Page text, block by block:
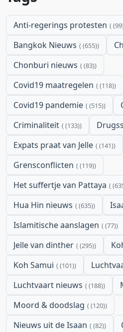
Anti-regerings protesten
Bangkok Nieuws (655)
Chonburi nieuws (83)
Covid19 maatregelen (118)
Covid19 pandemie (515)
Criminaliteit (133)
Expats praat van Jelle (141)
Grensconflicten (119)
Het suffertje van Pattaya
Hua Hin nieuws (635)
Islamitische aanslagen (77)
Jelle van dinther (295)
Koh Samui (101)
Luchtvaart nieuws (188)
Moord & doodslag (120)
Nieuws uit de Isaan (82)